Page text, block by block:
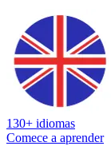
130+ idiomas
Comece a aprender